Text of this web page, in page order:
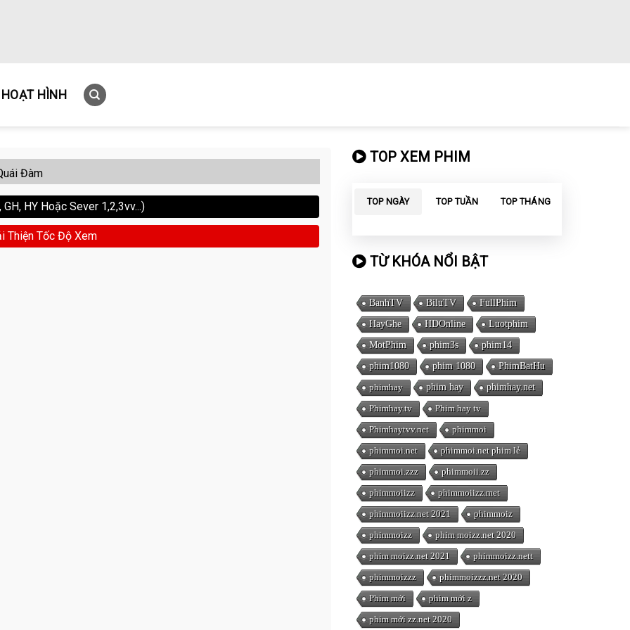
HOẠT HÌNH
Đàm
HY Hoặc Sever 1,2,3vv...)
Thiện Tốc Độ Xem
TOP XEM PHIM
TOP NGÀY TOP TUẦN TOP THÁNG
TỪ KHÓA NỔI BẬT
BanhTV BiluTV
FullPhim
HayGhe
HDOnline
Luotphim
MotPhim
phim3s
phim14
phim1080
phim 1080
PhimBatHu
phimhay
phim hay
phimhay.net
Phimhay.tv
Phim hay tv
Phimhaytvv.net
phimmoi
phimmoi.net
phimmoi.net phim lẻ
phimmoi.zzz
phimmoii.zz
phimmoiizz
phimmoiizz.met
phimmoiizz.net 2021
phimmoiz
phimmoizz
phim moizz.net 2020
phim moizz.net 2021
phimmoizz.nett
phimmoizzz
phimmoizzz.net 2020
Phim mới
phim mới z
phim mới zz.net 2020